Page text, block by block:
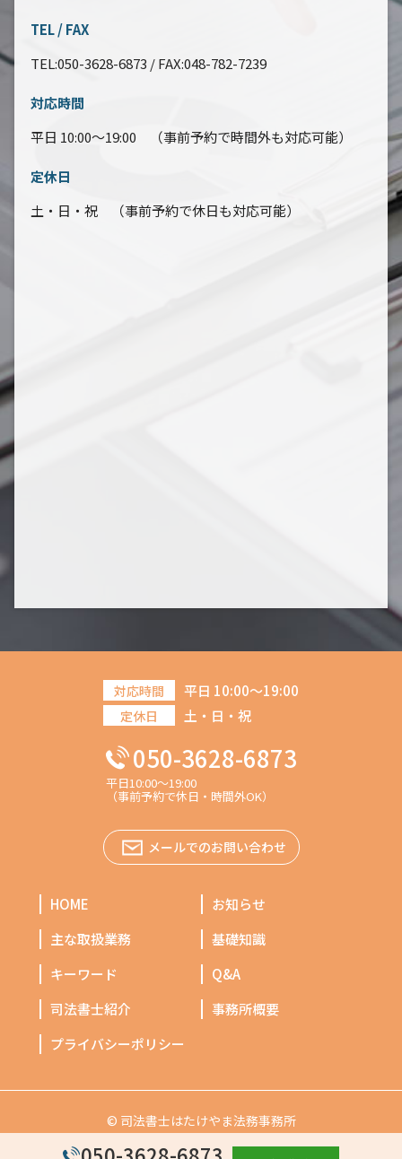
TEL / FAX
TEL:050-3628-6873 / FAX:048-782-7239
対応時間
平日 10:00～19:00 （事前予約で時間外も対応可能）
定休日
土・日・祝 （事前予約で休日も対応可能）
対応時間 平日 10:00～19:00
定休日 土・日・祝
050-3628-6873
平日10:00～19:00
（事前予約で休日・時間外OK）
メールでのお問い合わせ
HOME
お知らせ
主な取扱業務
基礎知識
キーワード
Q&A
司法書士紹介
事務所概要
プライバシーポリシー
© 司法書士はたけやま法務事務所